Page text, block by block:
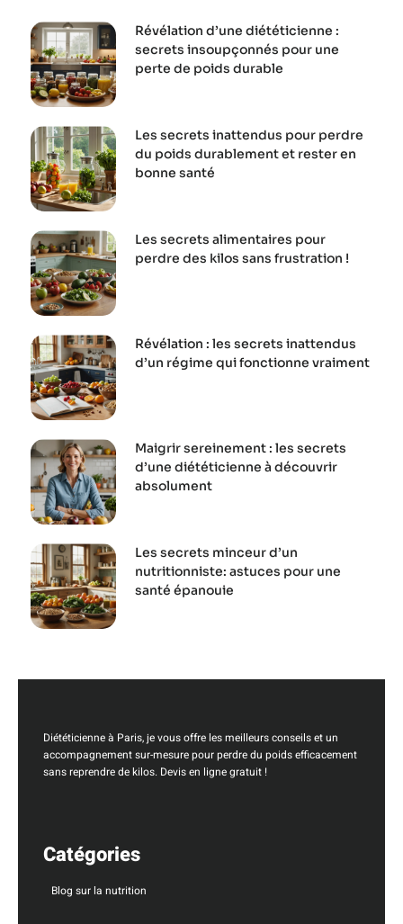
Révélation d’une diététicienne :
secrets insoupçonnés pour une
perte de poids durable
Les secrets inattendus pour perdre
du poids durablement et rester en
bonne santé
Les secrets alimentaires pour
perdre des kilos sans frustration !
Révélation : les secrets inattendus
d’un régime qui fonctionne vraiment
Maigrir sereinement : les secrets
d’une diététicienne à découvrir
absolument
Les secrets minceur d’un
nutritionniste: astuces pour une
santé épanouie
Diététicienne à Paris, je vous offre les meilleurs conseils et un
accompagnement sur-mesure pour perdre du poids efficacement
sans reprendre de kilos. Devis en ligne gratuit !
Catégories
Blog sur la nutrition